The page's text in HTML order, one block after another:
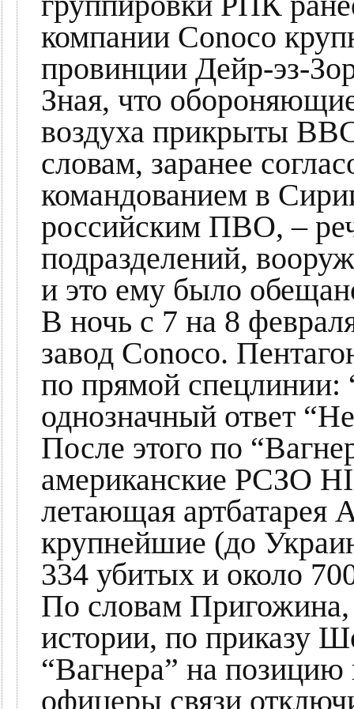
компании Conoco
провинции Дейр-эз-
Зная, что
воздуха прикрыты
словам, заранее
командованием в
российским ПВО, –
подразделений,
и это ему было
В ночь с 7 на 8
завод Conoco.
по прямой спецлинии:
однозначный ответ
После этого по
американские РСЗО
летающая артбатарея
крупнейшие (до
334 убитых и около
По словам Пригожина,
истории, по приказу
“Вагнера” на
офицеры связи